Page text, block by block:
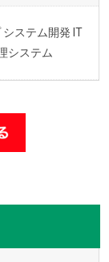
ステム開発 IT
システム